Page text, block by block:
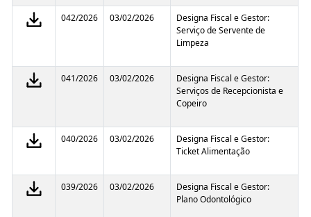
042/2026 03/02/2026
Designa Fiscal e Gestor:
Serviço de Servente de
Limpeza
041/2026 03/02/2026
Designa Fiscal e Gestor:
Serviços de Recepcionista e
Copeiro
040/2026 03/02/2026
Designa Fiscal e Gestor:
Ticket Alimentação
039/2026 03/02/2026
Designa Fiscal e Gestor:
Plano Odontológico